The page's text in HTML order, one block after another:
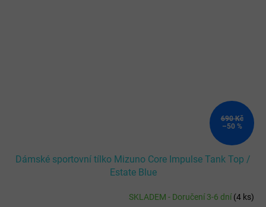
690 Kč
–50 %
Dámské sportovní tílko Mizuno Core Impulse Tank Top /
Estate Blue
SKLADEM - Doručení 3-6 dní(4 ks)